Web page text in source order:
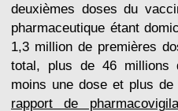
deuxièmes doses du
pharmaceutique étant
1,3 million de premières
total, plus de 46 millions
moins une dose et plus
rapport de